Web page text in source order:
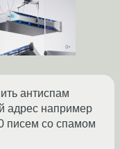
антиспам
адрес например
писем со спамом